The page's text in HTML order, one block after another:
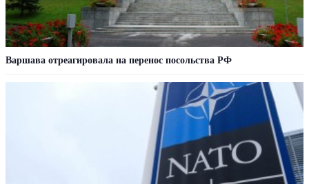
Варшава отреагировала на перенос посольства РФ